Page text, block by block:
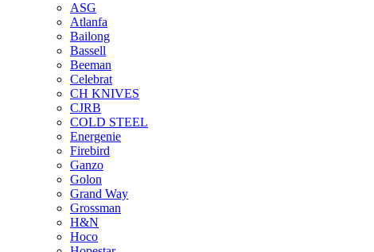
ASG
Atlanfa
Bailong
Bassell
Beeman
Celebrat
CH KNIVES
CJRB
COLD STEEL
Energenie
Firebird
Ganzo
Golon
Grand Way
Grossman
H&N
Hoco